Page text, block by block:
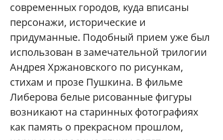
современных городов, куда вписаны
персонажи, исторические и
придуманные. Подобный прием уже был
использован в замечательной трилогии
Андрея Хржановского по рисункам,
стихам и прозе Пушкина. В фильме
Либерова белые рисованные фигуры
возникают на старинных фотографиях
как память о прекрасном прошлом,